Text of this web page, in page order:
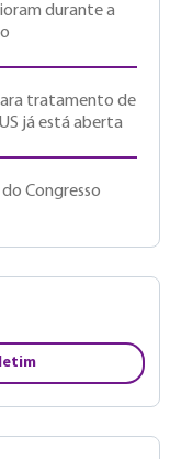
durante a
tratamento de
já está aberta
Congresso